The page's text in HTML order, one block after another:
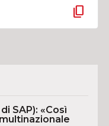
content_copy
SAP): «Così